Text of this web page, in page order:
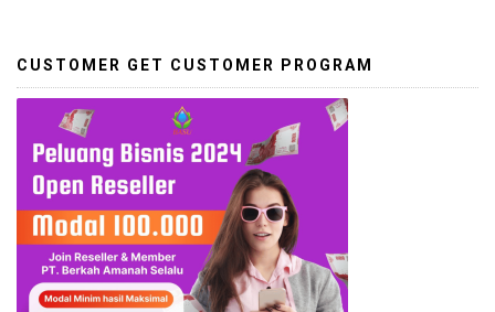
CUSTOMER GET CUSTOMER PROGRAM